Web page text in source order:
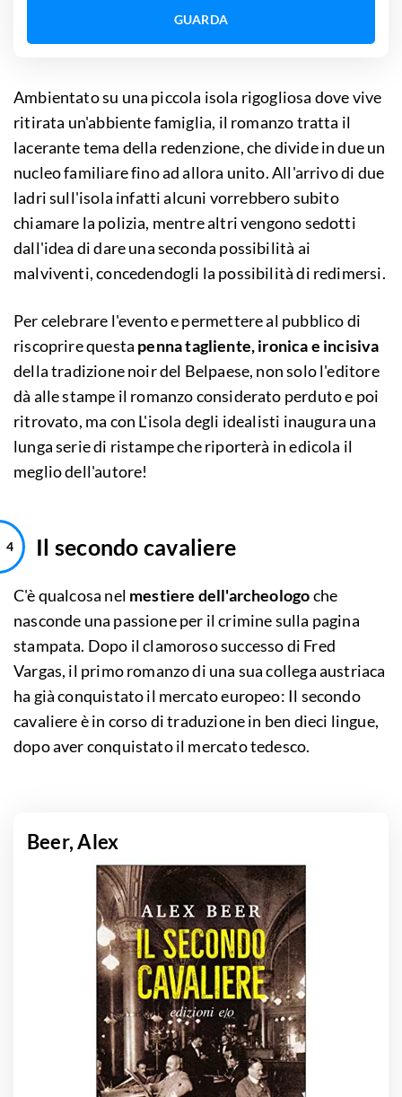
GUARDA
Ambientato su una piccola isola rigogliosa dove vive
ritirata un'abbiente famiglia, il romanzo tratta il
lacerante tema della redenzione, che divide in due un
nucleo familiare fino ad allora unito. All'arrivo di due
ladri sull'isola infatti alcuni vorrebbero subito
chiamare la polizia, mentre altri vengono sedotti
dall'idea di dare una seconda possibilità ai
malviventi, concedendogli la possibilità di redimersi.
Per celebrare l'evento e permettere al pubblico di
riscoprire questa penna tagliente, ironica e incisiva
della tradizione noir del Belpaese, non solo l'editore
dà alle stampe il romanzo considerato perduto e poi
ritrovato, ma con L'isola degli idealisti inaugura una
lunga serie di ristampe che riporterà in edicola il
meglio dell'autore!
Il secondo cavaliere
C'è qualcosa nel mestiere dell'archeologoche
nasconde una passione per il crimine sulla pagina
stampata. Dopo il clamoroso successo di Fred
Vargas, il primo romanzo di una sua collega austriaca
ha già conquistato il mercato europeo: Il secondo
cavaliere è in corso di traduzione in ben dieci lingue,
dopo aver conquistato il mercato tedesco.
Beer, Alex